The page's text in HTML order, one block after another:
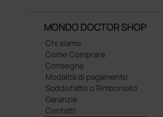
MONDO DOCTOR SHOP
Chi siamo
Come Comprare
Consegne
Modalità di pagamento
Soddisfatto o Rimborsato
Garanzie
Contatti